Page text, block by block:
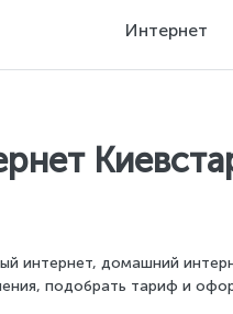
Интернет
интернет, домашний
подобрать тариф и